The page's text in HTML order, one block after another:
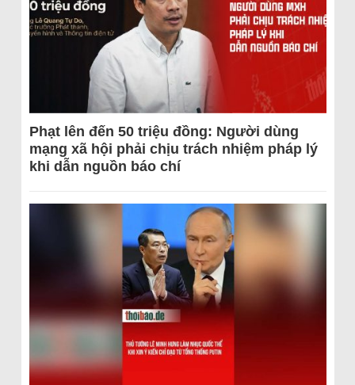
Phạt lên đến 50 triệu đồng: Người dùng
mạng xã hội phải chịu trách nhiệm pháp lý
khi dẫn nguồn báo chí